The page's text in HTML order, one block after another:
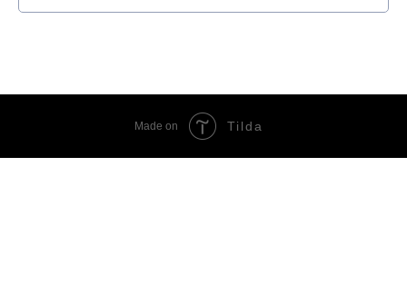
Made on Tilda